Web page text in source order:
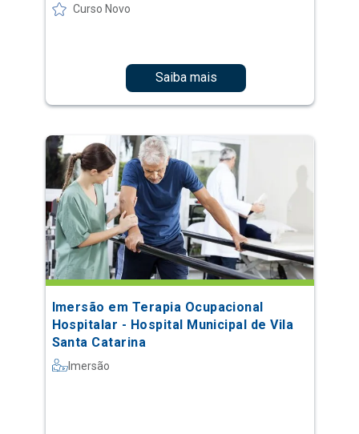
Curso Novo
Saiba mais
Imersão em Terapia Ocupacional
Hospitalar - Hospital Municipal de Vila
Santa Catarina
Imersão